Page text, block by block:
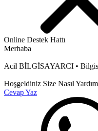
Online Destek Hattı
Merhaba
Acil BİLGİSAYARCI •
Hoşgeldiniz Size Nasıl
Cevap Yaz